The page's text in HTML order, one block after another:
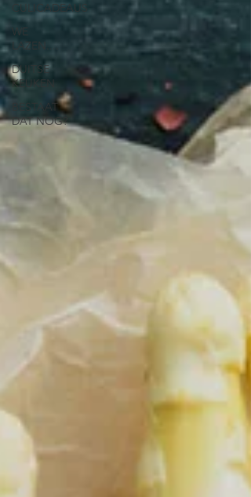
CULICADEAUS
WE
LAZEN....
DUITSE
KEUKEN
BESTAAT
DAT NOG?